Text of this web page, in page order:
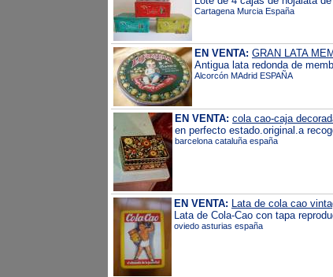
Cartagena Murcia España
EN VENTA: GRAN LATA
Antigua lata redonda de
Alcorcón MAdrid ESPAÑA
EN VENTA: cola cao-caja
en perfecto estado.original.a
barcelona cataluña españa
EN VENTA: Lata de cola cao
Lata de Cola-Cao con tapa
oviedo asturias españa